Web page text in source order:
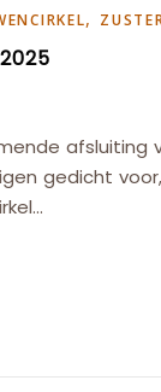
,
afsluiting
gedicht